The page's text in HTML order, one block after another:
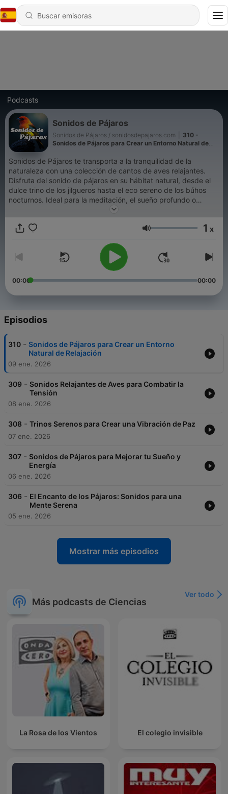
Podcasts
Sonidos de Pájaros
Sonidos de Pájaros / sonidosdepajaros.com
310 -
Sonidos de Pájaros para Crear un Entorno Natural de
Sonidos de Pájaros te transporta a la tranquilidad de la
naturaleza con una colección de cantos de aves relajantes.
Disfruta del sonido de pájaros en su hábitat natural, desde el
dulce trino de los jilgueros hasta el eco sereno de los búhos
nocturnos. Ideal para la meditación, el sueño profundo o
simplemente para disfrutar de un ambiente natural en
Volumen 1 x
00:00 00:00
Episodios
310 - Sonidos de Pájaros para Crear un Entorno
Natural de Relajación
09 ene. 2026
309 - Sonidos Relajantes de Aves para Combatir la
Tensión
08 ene. 2026
308 - Trinos Serenos para Crear una Vibración de Paz
07 ene. 2026
307 - Sonidos de Pájaros para Mejorar tu Sueño y
Energía
06 ene. 2026
306 - El Encanto de los Pájaros: Sonidos para una
Mente Serena
05 ene. 2026
Mostrar más episodios
Más podcasts de Ciencias
Ver todo
La Rosa de los Vientos El colegio invisible